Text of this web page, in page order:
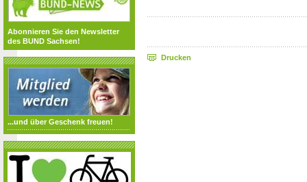
Drucken
Abonnieren Sie den Newsletter
des BUND Sachsen!
...und über Geschenk freuen!